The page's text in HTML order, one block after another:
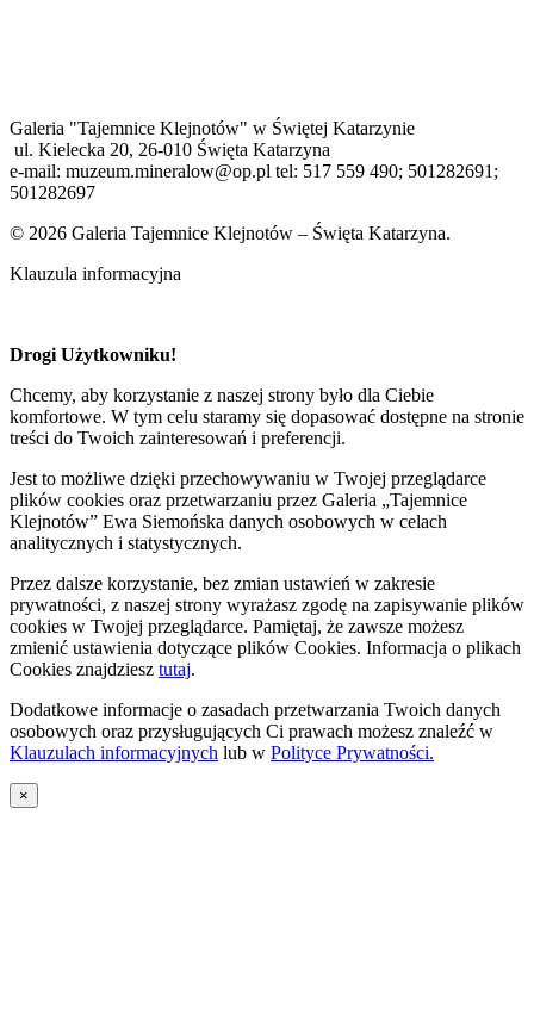
Galeria "Tajemnice Klejnotów" w Świętej Katarzynie
ul. Kielecka 20, 26-010 Święta Katarzyna
e-mail: muzeum.mineralow@op.pl tel: 517 559 490; 501282691;
501282697
© 2026 Galeria Tajemnice Klejnotów – Święta Katarzyna.
Klauzula informacyjna
Drogi Użytkowniku!
Chcemy, aby korzystanie z naszej strony było dla Ciebie
komfortowe. W tym celu staramy się dopasować dostępne na stronie
treści do Twoich zainteresowań i preferencji.
Jest to możliwe dzięki przechowywaniu w Twojej przeglądarce
plików cookies oraz przetwarzaniu przez Galeria „Tajemnice
Klejnotów” Ewa Siemońska danych osobowych w celach
analitycznych i statystycznych.
Przez dalsze korzystanie, bez zmian ustawień w zakresie
prywatności, z naszej strony wyrażasz zgodę na zapisywanie plików
cookies w Twojej przeglądarce. Pamiętaj, że zawsze możesz
zmienić ustawienia dotyczące plików Cookies. Informacja o plikach
Cookies znajdziesz tutaj.
Dodatkowe informacje o zasadach przetwarzania Twoich danych
osobowych oraz przysługujących Ci prawach możesz znaleźć w
Klauzulach informacyjnych lub w Polityce Prywatności.
×